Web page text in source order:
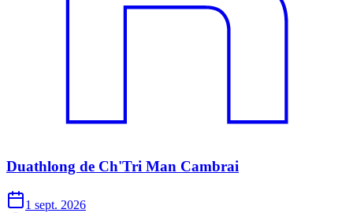
Duathlong de Ch'Tri Man Cambrai
1 sept. 2026